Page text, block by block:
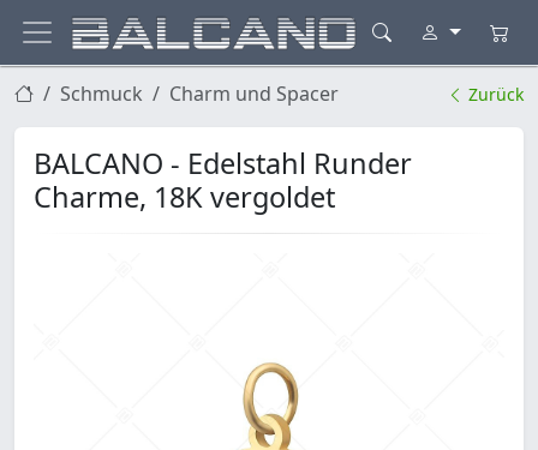
Schmuck Charm und Spacer Zurück
BALCANO - Edelstahl Runder
Charme, 18K vergoldet